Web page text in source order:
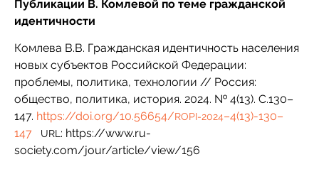
Публикации В. Комлевой по теме гражданской
идентичности
Комлева В.В. Гражданская идентичность населения
новых субъектов Российской Федерации:
проблемы, политика, технологии // Россия:
общество, политика, история. 2024. № 4(13). С.130–
147. https://doi.org/10.56654/ROPI-2024–4(13)-130–
147
URL : https://www.ru-
society.com/jour/article/view/156